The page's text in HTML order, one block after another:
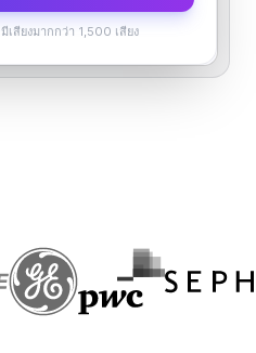
มีเสียงมากกว่า 1,500 เสียง